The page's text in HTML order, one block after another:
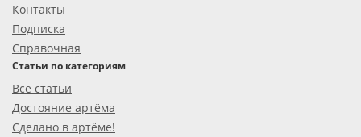
Контакты
Подписка
Справочная
Статьи по категориям
Все статьи
Достояние артёма
Сделано в артёме!